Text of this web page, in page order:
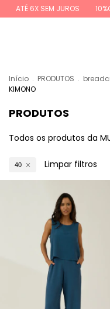
JUROS 10%OFF NA
Início . PRODUTOS .
KIMONO
PRODUTOS
Todos os produtos da
40 Limpar filtros